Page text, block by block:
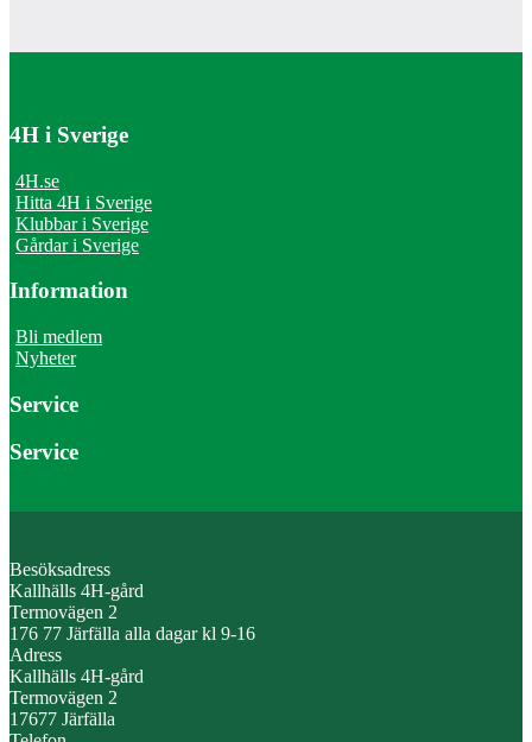
4H i Sverige
4H.se
Hitta 4H i Sverige
Klubbar i Sverige
Gårdar i Sverige
Information
Bli medlem
Nyheter
Service
Service
Besöksadress
Kallhälls 4H-gård
Termovägen 2
176 77 Järfälla alla dagar kl 9-16
Adress
Kallhälls 4H-gård
Termovägen 2
17677 Järfälla